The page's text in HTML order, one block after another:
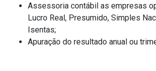
Assessoria contábil as empresas
Lucro Real, Presumido, Simples
Isentas;
Apuração do resultado anual ou